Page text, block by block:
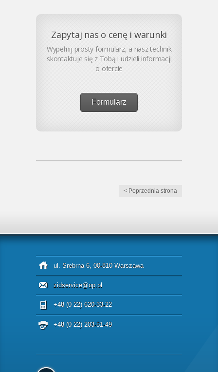
Zapytaj nas o cenę i warunki
Wypełnij prosty formularz, a nasz technik
skontaktuje się z Tobą i udzieli informacji
o ofercie
Formularz
< Poprzednia strona
ul. Srebrna 6, 00-810 Warszawa
zidservice@op.pl
+48 (0 22) 620-33-22
+48 (0 22) 203-51-49